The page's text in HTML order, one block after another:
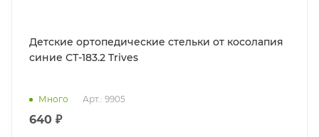
Детские ортопедические стельки от косолапия
синие СТ-183.2 Trives
Много Арт.: 9905
640 ₽